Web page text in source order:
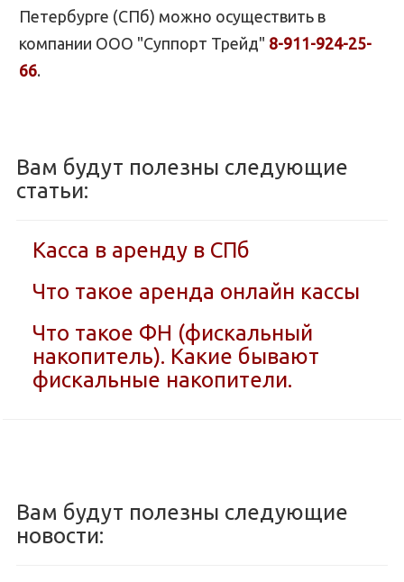
Петербурге (СПб) можно осуществить в
компании ООО "Суппорт Трейд" 8-911-924-25-
66.
Вам будут полезны следующие
статьи:
Касса в аренду в СПб
Что такое аренда онлайн кассы
Что такое ФН (фискальный
накопитель). Какие бывают
фискальные накопители.
Вам будут полезны следующие
новости: